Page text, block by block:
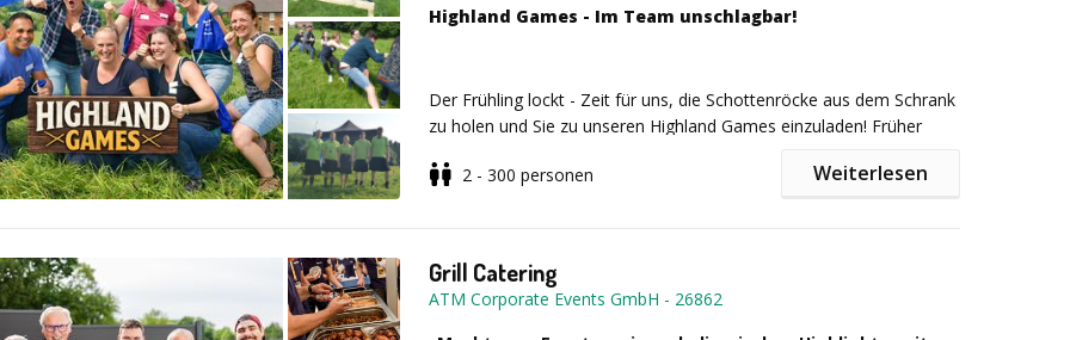
Highland Games - Im Team unschlagbar!
Der Frühling lockt - Zeit für uns, die Schottenröcke aus dem Schrank
zu holen und Sie zu unseren Highland Games einzuladen! Früher
um zu feiern, Spaß zu haben und um in traditionellen Wettkämpfen
Heute können Sie sich mit Ihren Kolleginnen und Kollegen in alten
und neuen Disziplinen messen und den Titel „King of Clans“
2 - 300 personen Weiterlesen
Grill Catering
ATM Corporate Events GmbH - 26862